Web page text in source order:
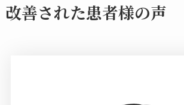
改善された患者様の声